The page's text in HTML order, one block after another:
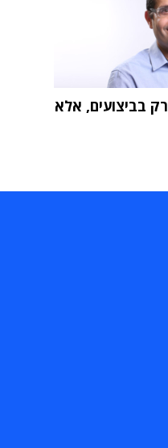
בביצועים, אלא